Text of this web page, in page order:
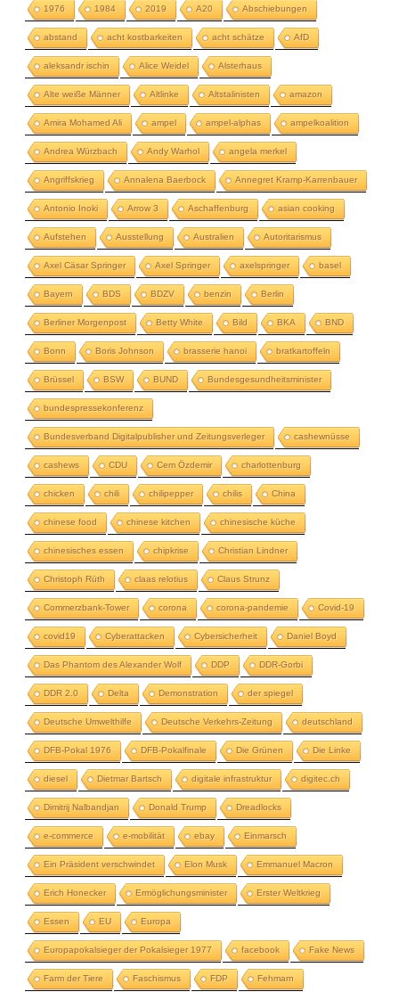
1976 1984 2019 A20 Abschiebungen
abstand acht kostbarkeiten acht schätze AfD
aleksandr ischin Alice Weidel Alsterhaus
Alte weiße Männer Altlinke Altstalinisten amazon
Amira Mohamed Ali ampel ampel-alphas ampelkoalition
Andrea Würzbach Andy Warhol angela merkel
Angriffskrieg Annalena Baerbock Annegret Kramp-Karrenbauer
Antonio Inoki Arrow 3 Aschaffenburg asian cooking
Aufstehen Ausstellung Australien Autoritarismus
Axel Cäsar Springer Axel Springer axelspringer basel
Bayern BDS BDZV benzin Berlin
Berliner Morgenpost Betty White Bild BKA BND
Bonn Boris Johnson brasserie hanoi bratkartoffeln
Brüssel BSW BUND Bundesgesundheitsminister
bundespressekonferenz
Bundesverband Digitalpublisher und Zeitungsverleger cashewnüsse
cashews CDU Cem Özdemir charlottenburg
chicken chili chilipepper chilis China
chinese food chinese kitchen chinesische küche
chinesisches essen chipkrise Christian Lindner
Christoph Rüth claas relotius Claus Strunz
Commerzbank-Tower corona corona-pandemie Covid-19
covid19 Cyberattacken Cybersicherheit Daniel Boyd
Das Phantom des Alexander Wolf DDP DDR-Gorbi
DDR 2.0 Delta Demonstration der spiegel
Deutsche Umwelthilfe Deutsche Verkehrs-Zeitung deutschland
DFB-Pokal 1976 DFB-Pokalfinale Die Grünen Die Linke
diesel Dietmar Bartsch digitale infrastruktur digitec.ch
Dimitrij Nalbandjan Donald Trump Dreadlocks
e-commerce e-mobilität ebay Einmarsch
Ein Präsident verschwindet Elon Musk Emmanuel Macron
Erich Honecker Ermöglichungsminister Erster Weltkrieg
Essen EU Europa
Europapokalsieger der Pokalsieger 1977 facebook Fake News
Farm der Tiere Faschismus FDP Fehmarn